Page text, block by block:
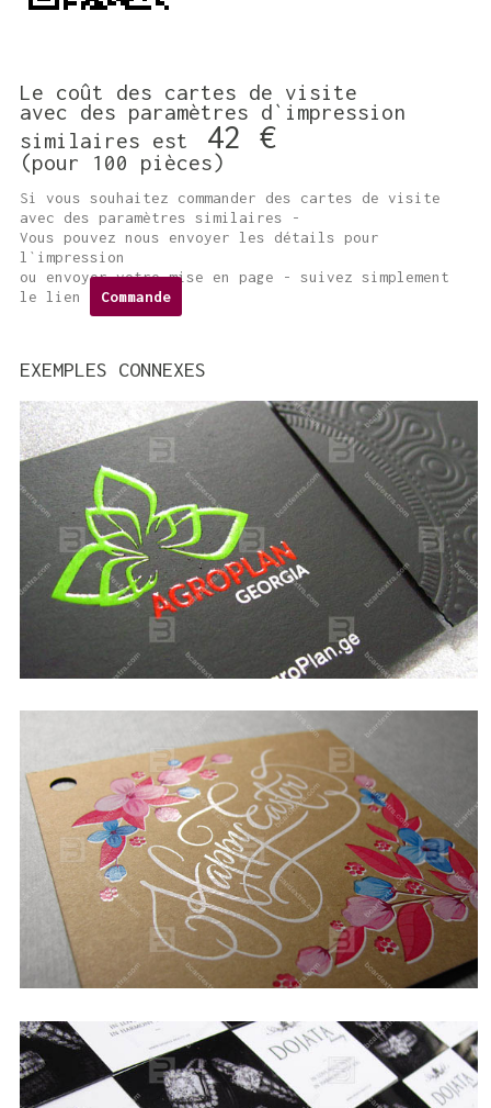
Le coût des cartes de visite
avec des paramètres d`impression
similaires est
42 €
(pour 100 pièces)
Si vous souhaitez commander des cartes de visite
avec des paramètres similaires -
Vous pouvez nous envoyer les détails pour
l`impression
ou envoyer votre mise en page - suivez simplement
le lien
Commande
EXEMPLES CONNEXES